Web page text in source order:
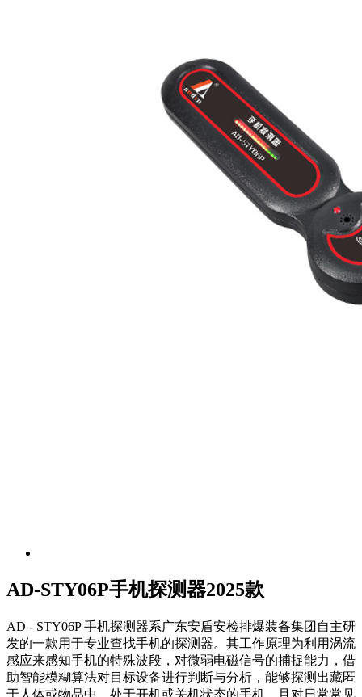
AD-STY06P手机探测器2025款
AD - STY06P 手机探测器系广东安盾安检排爆装备集团自主研
发的一款用于专业查找手机的探测器。其工作原理为利用涡流
感应来感知手机的特殊波段，对微弱电磁信号的捕捉能力，借
助智能模糊算法对目标设备进行判断与分析，能够探测出藏匿
于人体或物品中、处于开机或关机状态的手机，且对日常常见